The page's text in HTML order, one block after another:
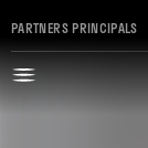
PARTNERS PRINCIPALS